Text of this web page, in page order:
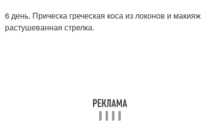
6 день. Прическа греческая коса из локонов и макияж
растушеванная стрелка.